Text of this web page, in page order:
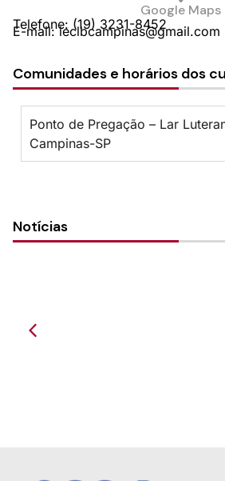
Google Maps
Telefone: (19) 3231-8452
E-mail: ieclbcampinas@gmail.com
Comunidades e horários dos
Ponto de Pregação – Lar
Campinas-SP
Notícias